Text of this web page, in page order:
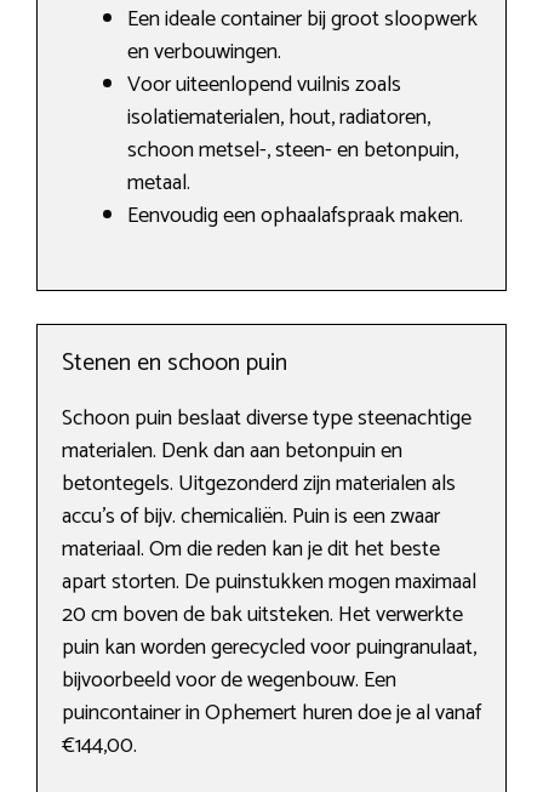
Een ideale container bij groot sloopwerk
en verbouwingen.
Voor uiteenlopend vuilnis zoals
isolatiematerialen, hout, radiatoren,
schoon metsel-, steen- en betonpuin,
metaal.
Eenvoudig een ophaalafspraak maken.
Stenen en schoon puin
Schoon puin beslaat diverse type steenachtige
materialen. Denk dan aan betonpuin en
betontegels. Uitgezonderd zijn materialen als
accu’s of bijv. chemicaliën. Puin is een zwaar
materiaal. Om die reden kan je dit het beste
apart storten. De puinstukken mogen maximaal
20 cm boven de bak uitsteken. Het verwerkte
puin kan worden gerecycled voor puingranulaat,
bijvoorbeeld voor de wegenbouw. Een
puincontainer in Ophemert huren doe je al vanaf
€144,00.